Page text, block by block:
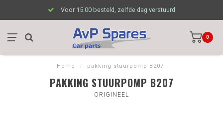
Voor 15.00 besteld, zelfde dag verstuurd
0
Home / pakking stuurpomp B207
PAKKING STUURPOMP B207
ORIGINEEL